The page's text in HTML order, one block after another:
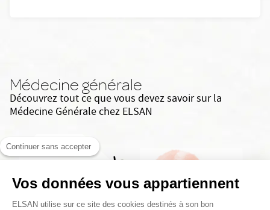
Continuer sans accepter
Vos données vous appartiennent
ELSAN utilise sur ce site des cookies destinés à son bon
Médecine générale
Découvrez tout ce que vous devez savoir sur la
Médecine Générale chez ELSAN